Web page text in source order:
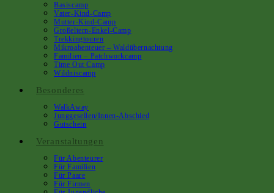
Basiscamp
Vater-Kind-Camp
Mutter-Kind-Camp
Großeltern-Enkel-Camp
Trekkingtouren
Mikroabenteuer – Waldübernachtung
Familien – Patchworkcamp
Time Out Camp
Wildniscamp
Besonderes
WalkAway
Junggesellen/innen-Abschied
Gutschein
Veranstaltungen
Für Abenteurer
Für Familien
Für Paare
Für Firmen